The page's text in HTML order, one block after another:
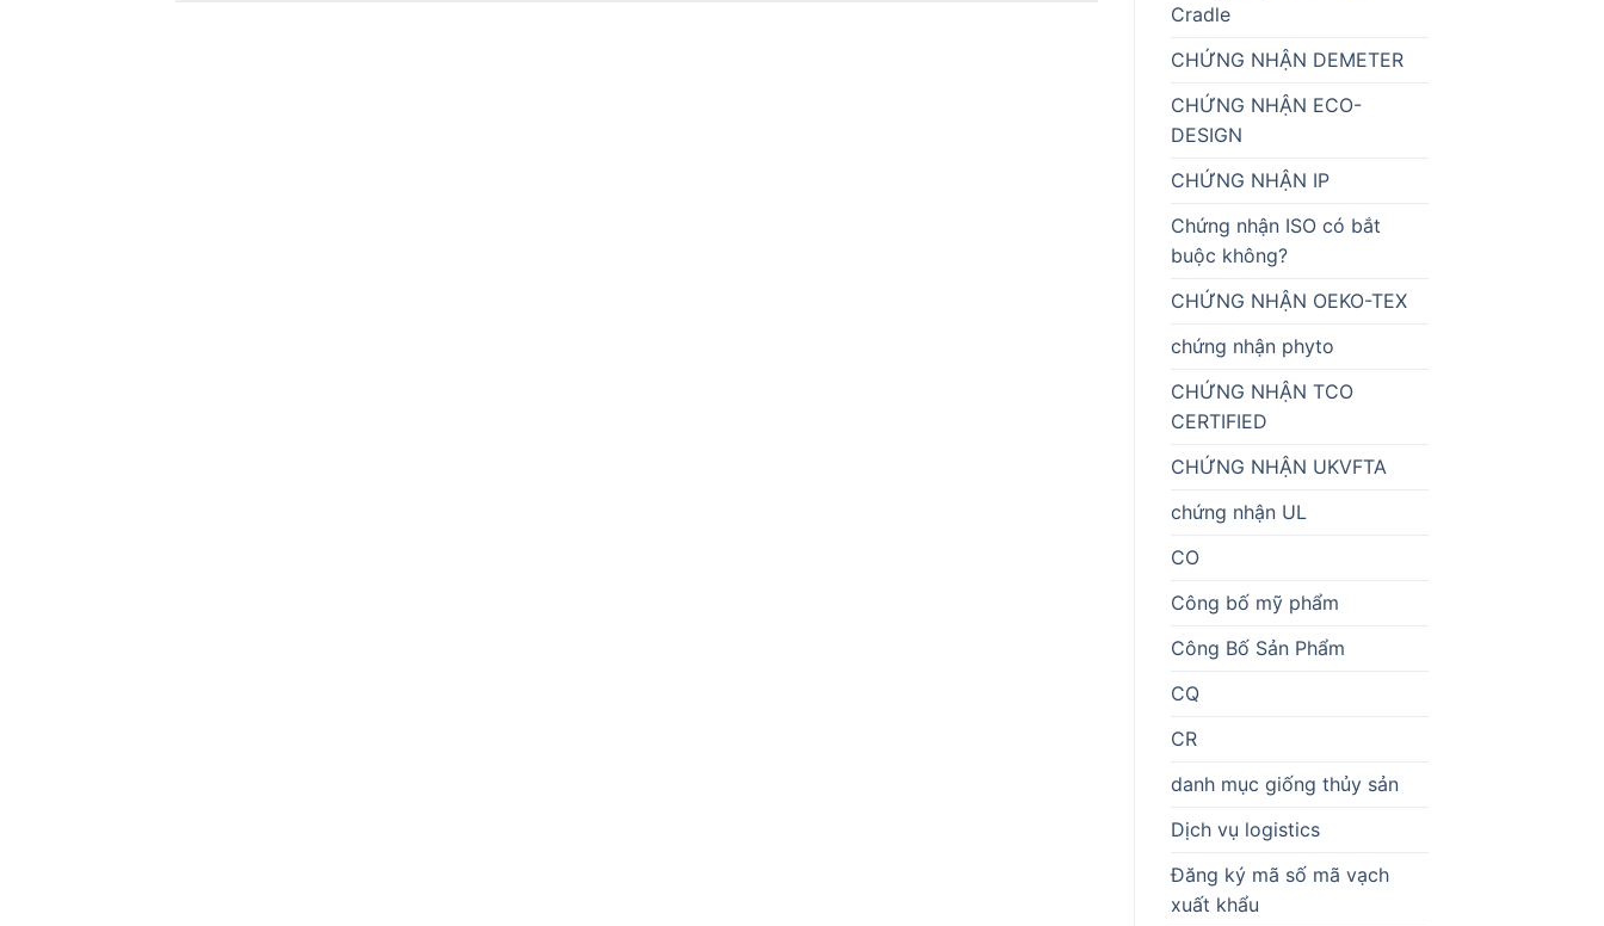
Cradle
CHỨNG NHẬN DEMETER
CHỨNG NHẬN ECO-
DESIGN
CHỨNG NHẬN IP
Chứng nhận ISO có bắt
buộc không?
CHỨNG NHẬN OEKO-TEX
chứng nhận phyto
CHỨNG NHẬN TCO
CERTIFIED
CHỨNG NHẬN UKVFTA
chứng nhận UL
CO
Công bố mỹ phẩm
Công Bố Sản Phẩm
CQ
CR
danh mục giống thủy sản
Dịch vụ logistics
Đăng ký mã số mã vạch
xuất khẩu